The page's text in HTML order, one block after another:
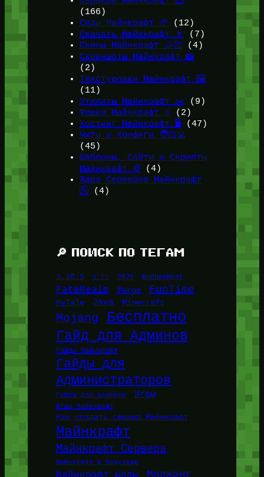
(166)
Сиды Майнкрафт 🌱
(12)
Скачать Майнкрафт 🔽
(7)
Скины Майнкрафт 🤹🏻
(4)
Скриншоты Майнкрафт 📸
(2)
Текстурпаки Майнкрафт 🖼️
(11)
Утилиты Майнкрафт ✂️ (9)
Фишки Майнкрафт ⭐(2)
Хостинг Майнкрафт 🖥️ (47)
Читы и Конфиги 🧑🏻‍💻
(45)
Шаблоны, Сайты и Скрипты
Майнкрафт ⚙️ (4)
Ядра Серверов Майнкрафт
🚰(4)
🔎 ПОИСК ПО ТЕГАМ
1.16.5 1.21 2026 BungeeHost
FateRealm Forge FunTime
HyTale Java Minecraft
Mojang Бесплатно
Гайд для Админов
Гайды Майнкрафт
Гайды для
Администраторов
Гайды для админов Игры
Игры Майнкрафт
Как создать сервер Майнкрафт
Майнкрафт
Майнкрафт Сервера
Майнкрафт в браузере
Моджанг